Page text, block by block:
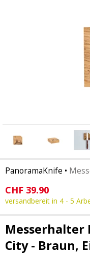
PanoramaKnife •
CHF 39.90
versandbereit in 4 - 5
Messerhalter
City - Braun,